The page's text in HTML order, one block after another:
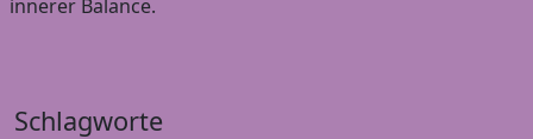
innerer Balance.
Schlagworte